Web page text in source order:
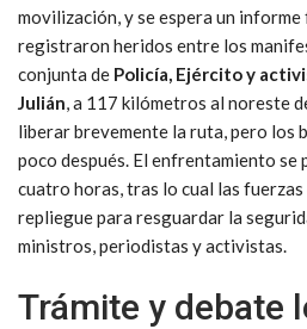
movilización, y se espera un
registraron heridos entre los
conjunta de Policía, Ejército y
Julián , a 117 kilómetros al noreste
liberar brevemente la ruta, pero los
poco después. El enfrentamiento se
cuatro horas, tras lo cual las
repliegue para resguardar la
ministros, periodistas y activistas.
Trámite y debate